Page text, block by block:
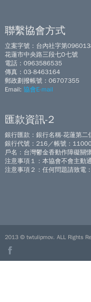
聯繫協會方式
立案字號：台內社字第
花蓮市中央路三段七O七號
電話：0963586535
傳真：03-8463164
郵政劃撥帳號：06707355
Email: 協會E-mail
匯款資訊-2
銀行匯款：銀行名稱-花蓮第二
銀行代號：216／帳號：
戶名：台灣鬱金香動作障礙關
注意事項１：本協會不會主動
注意事項２：任何問題請致
2013 © twtulipmov. ALL Rights